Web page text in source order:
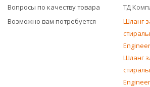
Вопросы по качеству товара
ТД
Возможно вам потребуется
Шланг
Шланг